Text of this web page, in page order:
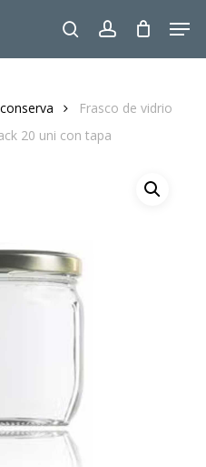
searchaccount
Frasco de vidrio
20 uni con tapa